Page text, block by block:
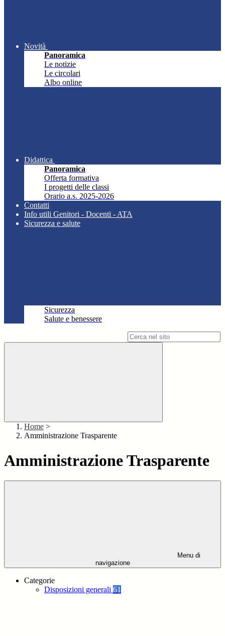
Novità
Panoramica
Le notizie
Le circolari
Albo online
Didattica
Panoramica
Offerta formativa
I progetti delle classi
Orario a.s. 2025-2026
Contatti
Info utili Genitori - Docenti - ATA
Sicurezza e salute
Sicurezza
Salute e benessere
Home >
Amministrazione Trasparente
Amministrazione Trasparente
Menu di
navigazione
Categorie
Disposizioni generali 61